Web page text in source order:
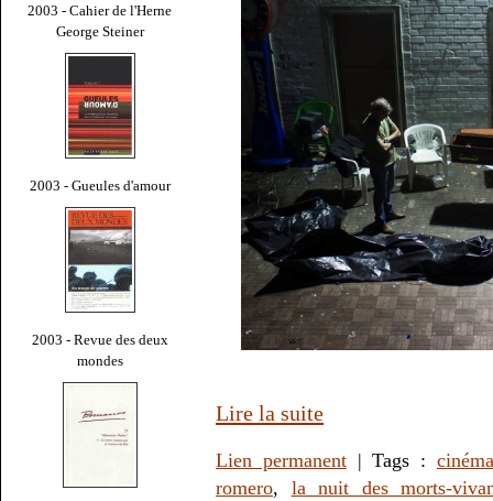
2003 - Cahier de l'Herne
George Steiner
2003 - Gueules d'amour
2003 - Revue des deux
mondes
Lire la suite
Lien permanent| Tags : cinéma
romero, la nuit des morts-